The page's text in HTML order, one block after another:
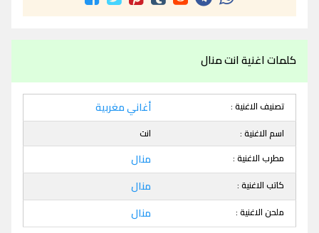
كلمات اغنية انت منال
تصنيف الاغنية : أغاني مغربية
اسم الاغنية :
انت
مطرب الاغنية :
منال
كاتب الاغنية : منال
ملحن الاغنية : منال